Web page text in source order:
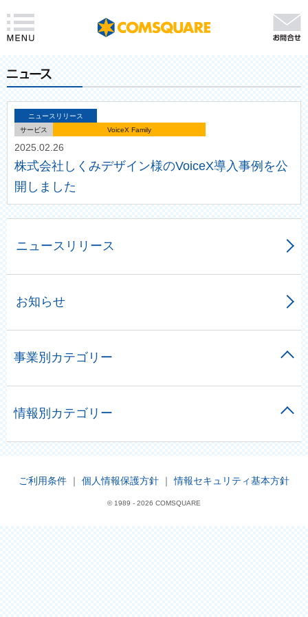
ニュースリリース
サービス
VoiceX Family
2025.02.26
株式会社しくみデザイン様のVoiceX導入事例を公
開しました
ニュースリリース
お知らせ
事業別カテゴリー
情報別カテゴリー
ご利用条件 ｜ 個人情報保護方針 ｜情報セキュリティ基本方針
© 1989 - 2026 COMSQUARE